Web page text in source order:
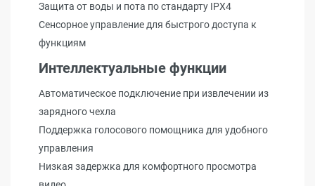
Защита от воды и пота по стандарту IPX4
Сенсорное управление для быстрого доступа к
функциям
Интеллектуальные функции
Автоматическое подключение при извлечении из
зарядного чехла
Поддержка голосового помощника для удобного
управления
Низкая задержка для комфортного просмотра